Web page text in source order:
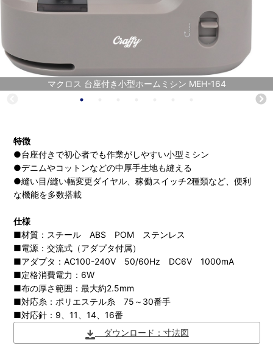
マクロス 台座付き小型ホームミシン MEH-164
特徴
●台座付きで初心者でも作業がしやすい小型ミシン
●デニムやコットンなどの中厚手生地も縫える
●縫い目/縫い幅変更ダイヤル、稼働スイッチ2種類など、便利
な機能を多数搭載
仕様
■材質：スチール ABS POM ステンレス
■電源：交流式（アダプタ付属）
■アダプタ：AC100-240V 50/60Hz DC6V 1000mA
■定格消費電力：6W
■布の厚さ範囲：最大約2.5mm
■対応糸：ポリエステル糸 75～30番手
■対応針：9、11、14、16番
ダウンロード：寸法図